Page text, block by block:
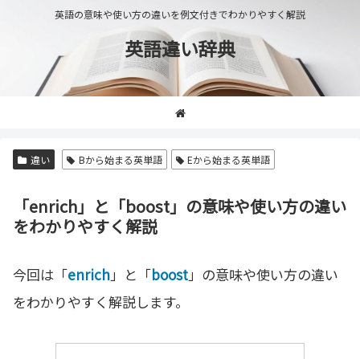
英語の意味や使い方の違いを例文付きでわかりやすく解説
英語違い辞典
違い Bから始まる英単語 Eから始まる英単語
「enrich」と「boost」の意味や使い方の違い
をわかりやすく解説
今回は「enrich」と「boost」の意味や使い方の違い
をわかりやすく解説します。